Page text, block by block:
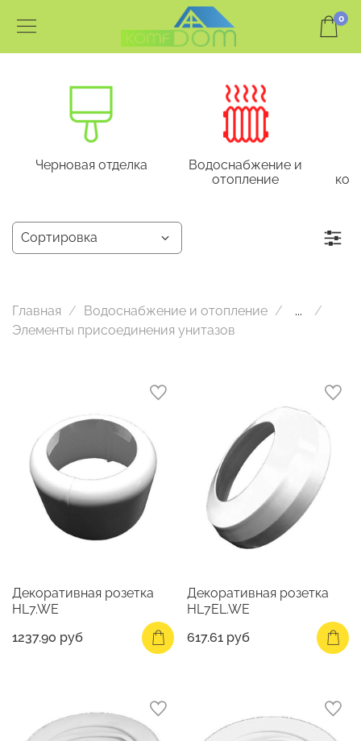
0
Черновая отделка
Водоснабжение и
отопление
Главная Водоснабжение и отопление
...
Элементы присоединения унитазов
Декоративная розетка
HL7.WE
1237.90 руб
Декоративная розетка
HL7EL.WE
617.61 руб